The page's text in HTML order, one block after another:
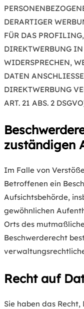
DERARTIGER
FÜR DAS
DIREKTWERBUNG
WIDERSPRECHEN,
DATEN
DIREKTWERBUNG
ART. 21 ABS. 2
zuständigen
Im Falle von
Betroffenen ein
Aufsichtsbehörde,
gewöhnlichen
Orts des
Beschwerderecht
Recht auf
Sie haben das